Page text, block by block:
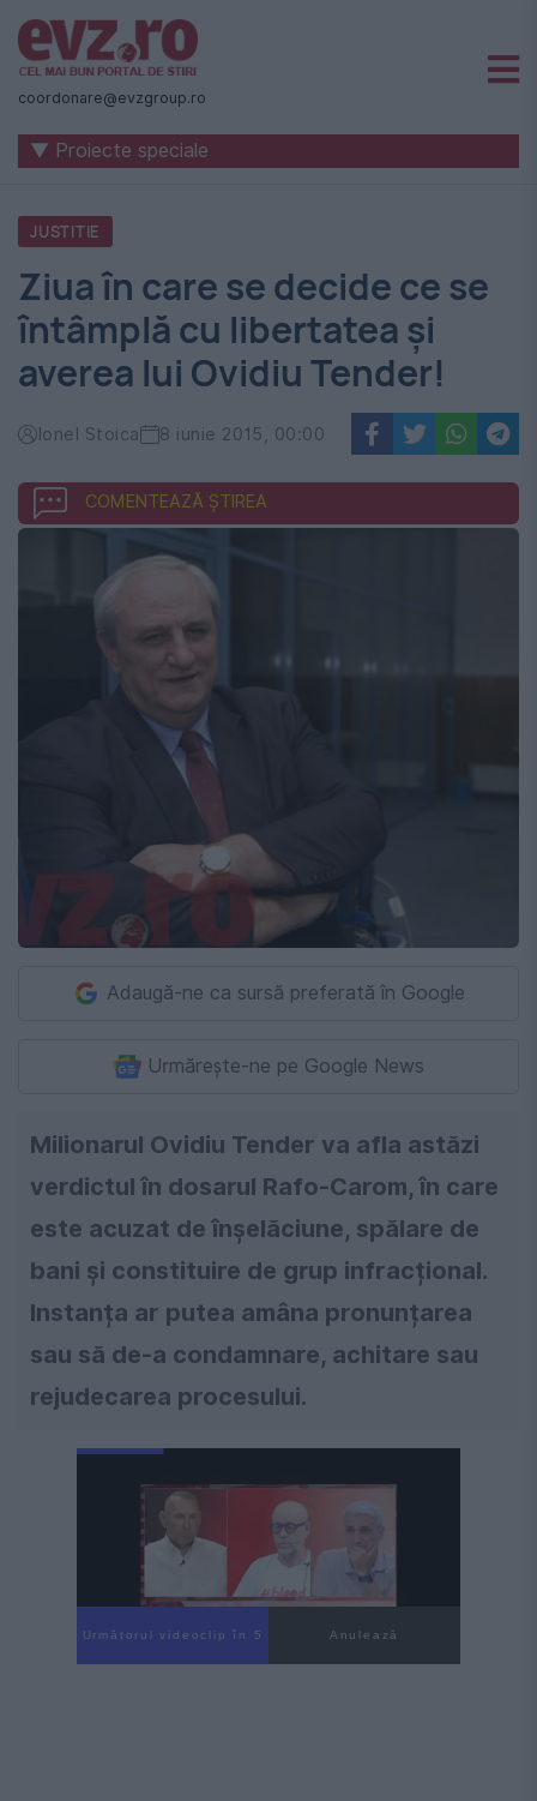
Știri
naționale
internaționale
România
-
Evenimentul
Zilei
coordonare@evzgroup.ro
▼ Proiecte speciale
JUSTITIE
Ziua în care se decide ce se
întâmplă cu libertatea și
averea lui Ovidiu Tender!
Ionel Stoica 8 iunie 2015, 00:00
COMENTEAZĂ ȘTIREA
Adaugă-ne ca sursă preferată în Google
Urmărește-ne pe Google News
Milionarul Ovidiu Tender va afla astăzi
verdictul în dosarul Rafo-Carom, în care
este acuzat de înșelăciune, spălare de
bani și constituire de grup infracțional.
Instanța ar putea amâna pronunțarea
sau să de-a condamnare, achitare sau
rejudecarea procesului.
Următorul videoclip în 4 Anulează